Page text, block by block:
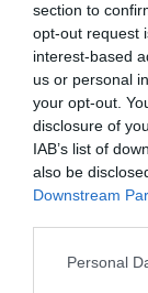
section to
opt-out request
interest-based
us or personal
your opt-out.
disclosure of
IAB’s list of
also be
Downstream
Please note
Personal
Θεσσαλονίκη:
Λευκό Πύργο
Ο Νετανιάχου
για τη Γάζα
Χακάν Φιντάν:
ιδανική